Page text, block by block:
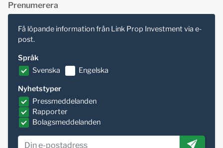
Prenumerera
Få löpande information från Link Prop Investment via e-
post.
Språk
Svenska
Engelska
Nyhetstyper
Pressmeddelanden
Rapporter
Bolagsmeddelanden